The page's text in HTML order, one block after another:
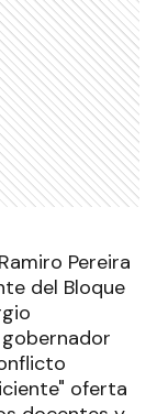
Pereira
del Bloque
oferta